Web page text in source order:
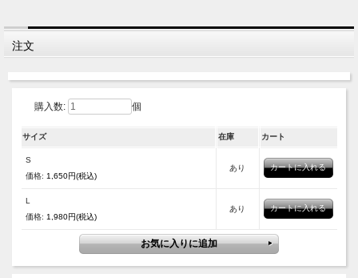
注文
購入数: 個
サイズ 在庫 カート
S
価格: 1,650円(税込)
あり
L
価格: 1,980円(税込)
あり